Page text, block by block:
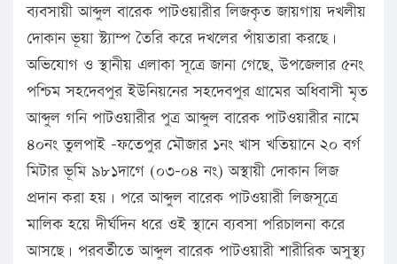
ব্যবসায়ী আব্দুল বারেক পাটওয়ারীর লিজকৃত জায়গায় দখলীয়
দোকান ভূয়া স্ট্যাম্প তৈরি করে দখলের পাঁয়তারা করছে।
অভিযোগ ও স্থানীয় এলাকা সূত্রে জানা গেছে, উপজেলার ৫নং
পশ্চিম সহদেবপুর ইউনিয়নের সহদেবপুর গ্রামের অধিবাসী মৃত
আব্দুল গনি পাটওয়ারীর পুত্র আব্দুল বারেক পাটওয়ারীর নামে
৪০নং তুলপাই -ফতেপুর মৌজার ১নং খাস খতিয়ানে ২০ বর্গ
মিটার ভূমি ৯৮১দাগে (০৩-০৪ নং) অস্থায়ী দোকান লিজ
প্রদান করা হয়। পরে আব্দুল বারেক পাটওয়ারী লিজসূত্রে
মালিক হয়ে দীর্ঘদিন ধরে ওই স্থানে ব্যবসা পরিচালনা করে
আসছে। পরবর্তীতে আব্দুল বারেক পাটওয়ারী শারীরিক অসুস্থ্য